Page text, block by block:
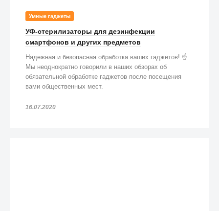
Умные гаджеты
УФ-стерилизаторы для дезинфекции
смартфонов и других предметов
Надежная и безопасная обработка ваших гаджетов! ☝️
Мы неоднократно говорили в наших обзорах об
обязательной обработке гаджетов после посещения
вами общественных мест.
16.07.2020